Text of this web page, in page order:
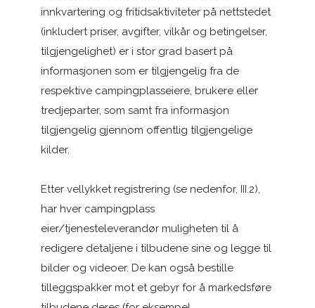
innkvartering og fritidsaktiviteter på nettstedet
(inkludert priser, avgifter, vilkår og betingelser,
tilgjengelighet) er i stor grad basert på
informasjonen som er tilgjengelig fra de
respektive campingplasseiere, brukere eller
tredjeparter, som samt fra informasjon
tilgjengelig gjennom offentlig tilgjengelige
kilder.
Etter vellykket registrering (se nedenfor, III.2),
har hver campingplass
eier/tjenesteleverandør muligheten til å
redigere detaljene i tilbudene sine og legge til
bilder og videoer. De kan også bestille
tilleggspakker mot et gebyr for å markedsføre